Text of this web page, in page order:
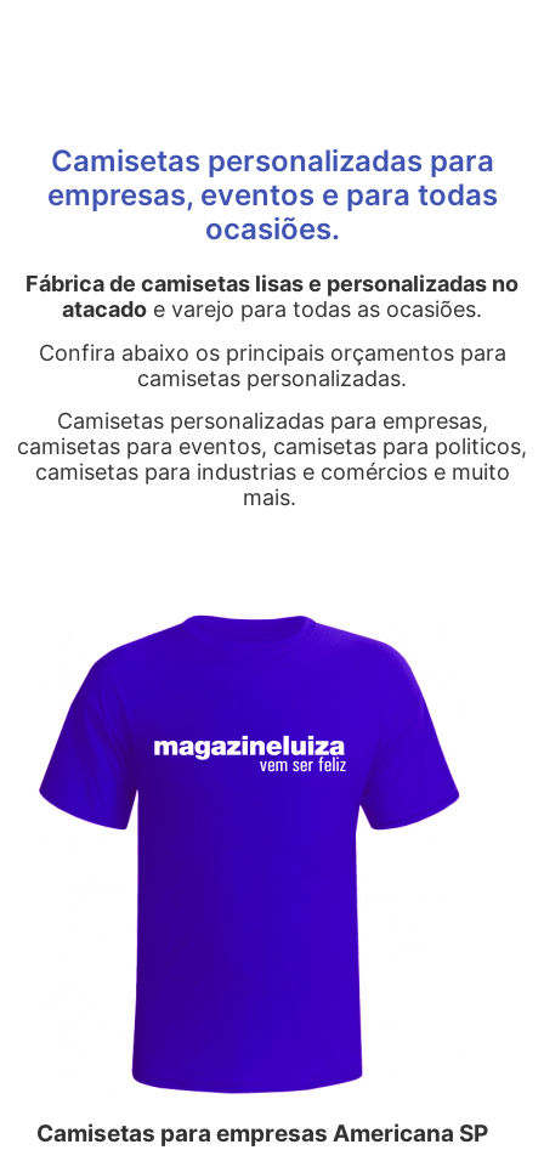
Camisetas personalizadas para
empresas, eventos e para todas
ocasiões.
Fábrica de camisetas lisas e personalizadas no
atacado e varejo para todas as ocasiões.
Confira abaixo os principais orçamentos para
camisetas personalizadas.
Camisetas personalizadas para empresas,
camisetas para eventos, camisetas para politicos,
camisetas para industrias e comércios e muito
mais.
Camisetas para empresas Americana SP